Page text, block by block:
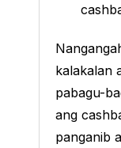
kalakalan
pabagu-
ang
panganib